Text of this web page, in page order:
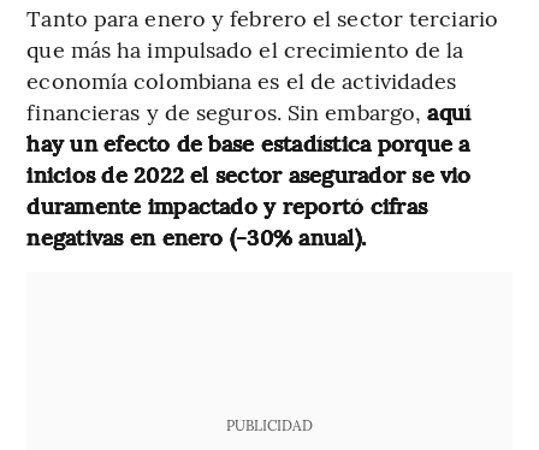
Tanto para enero y febrero el sector terciario
que más ha impulsado el crecimiento de la
economía colombiana es el de actividades
financieras y de seguros. Sin embargo,aquí
hay un efecto de base estadística porque a
inicios de 2022 el sector asegurador se vio
duramente impactado y reportó cifras
negativas en enero (-30% anual).
PUBLICIDAD